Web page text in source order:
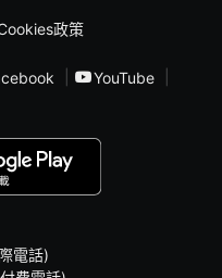
政策
YouTube
電話)